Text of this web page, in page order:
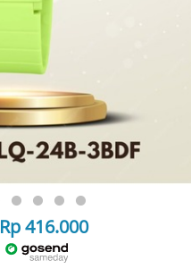
Rp 416.000